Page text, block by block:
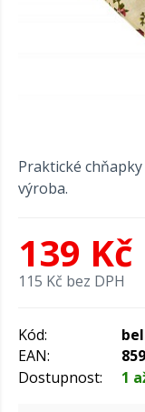
Praktické
výroba.
139 Kč
115 Kč bez DPH
Kód:
EAN:
Dostupnost:
1